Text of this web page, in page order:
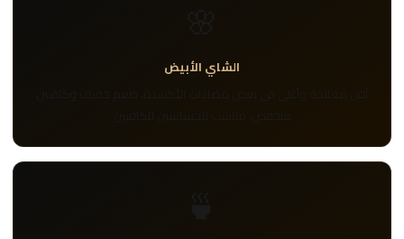
الشاي الأبيض
أقل معالجة وأعلى في بعض مضادات الأكسدة، طعم خفيف وكافيين
منخفض، مناسب للحساسين للكافيين